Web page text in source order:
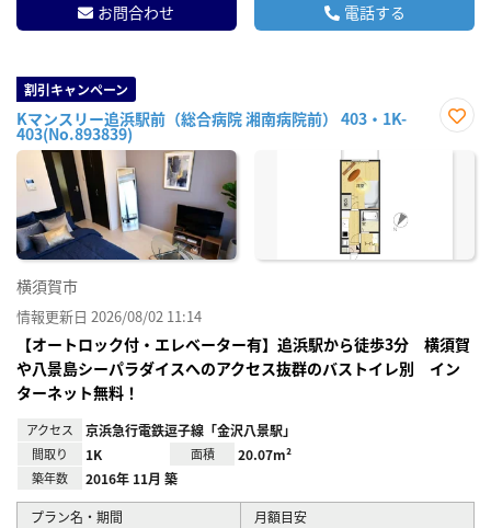
お問合わせ 電話する
割引キャンペーン
Kマンスリー追浜駅前（総合病院 湘南病院前） 403・1K-
403(No.893839)
に入
横須賀市
情報更新日 2026/08/02 11:14
【オートロック付・エレベーター有】追浜駅から徒歩3分 横須賀
や八景島シーパラダイスへのアクセス抜群のバストイレ別 イン
ターネット無料！
アクセス 京浜急行電鉄逗子線「金沢八景駅」
間取り 1K 面積 20.07m²
築年数 2016年 11月 築
プラン名・期間 月額目安